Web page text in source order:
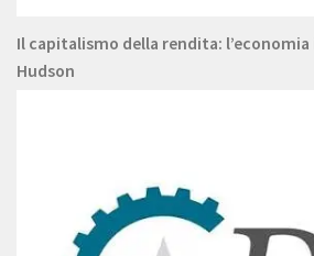
Il capitalismo della rendita:
Hudson